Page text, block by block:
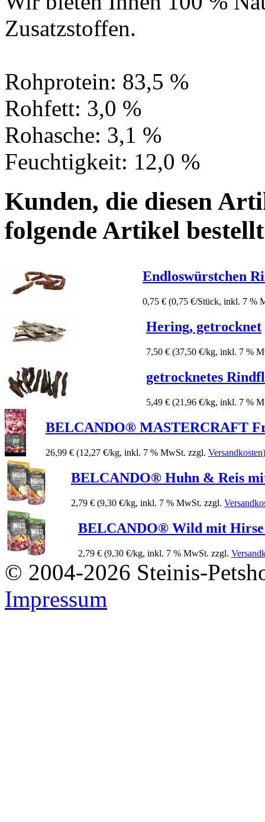
Zusatzstoffen.
Rohprotein: 83,5 %
Rohfett: 3,0 %
Rohasche: 3,1 %
Feuchtigkeit: 12,0 %
Kunden, die diesen
folgende Artikel
Endloswürstchen
0,75 € (0,75 €/Stück, inkl. 7 %
Hering, getrocknet
7,50 € (37,50 €/kg, inkl. 7 %
getrocknetes
5,49 € (21,96 €/kg, inkl. 7 %
BELCANDO® MASTERCRAFT
26,99 € (12,27 €/kg, inkl. 7 % MwSt. zzgl. Versandkosten)
BELCANDO® Huhn & Reis
2,79 € (9,30 €/kg, inkl. 7 % MwSt. zzgl.
BELCANDO® Wild mit Hirse
2,79 € (9,30 €/kg, inkl. 7 % MwSt. zzgl.
© 2004-2026 Steinis-
Impressum